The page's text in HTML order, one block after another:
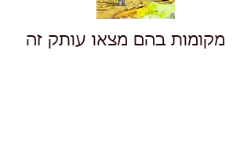
מקומות בהם מצאו עותק זה